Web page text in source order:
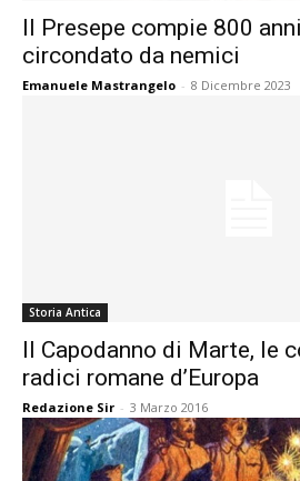
Il Presepe compie 800
circondato da nemici
Emanuele Mastrangelo - 8 Dicembre 2023
Storia Antica
Il Capodanno di Marte, le
radici romane d’Europa
Redazione Sir - 3 Marzo 2016